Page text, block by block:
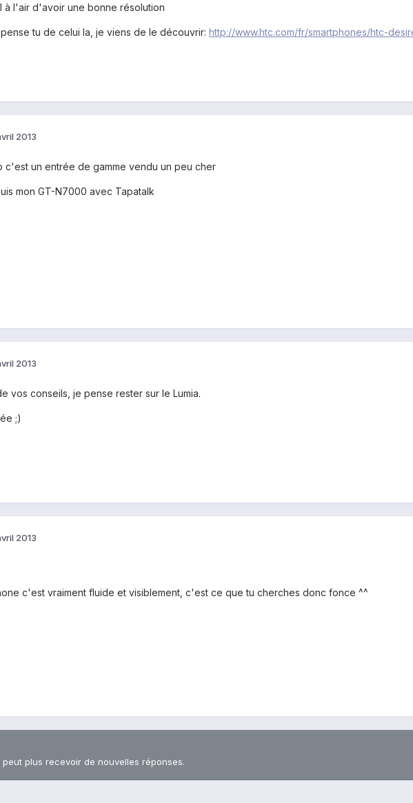
à l'air d'avoir une bonne résolution
tu de celui la, je viens de le découvrir: http://www.htc.com/fr/smartphones/htc-
2013
c'est un entrée de gamme vendu un peu cher
mon GT-N7000 avec Tapatalk
2013
vos conseils, je pense rester sur le Lumia.
;)
2013
c'est vraiment fluide et visiblement, c'est ce que tu cherches donc fonce ^^
plus recevoir de nouvelles réponses.